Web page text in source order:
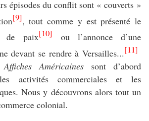
épisodes du conflit sont « couverts »
[9], tout comme y est présenté le
de paix[10] ou l’annonce d’une
devant se rendre à Versailles...[11]
Affiches Américainessont d’abord
activités commerciales et les
Nous y découvrons alors tout un
colonial.